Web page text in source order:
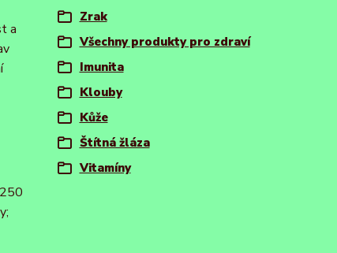
a
Zrak
Všechny produkty pro zdraví
Imunita
Klouby
Kůže
Štítná žláza
Vitamíny